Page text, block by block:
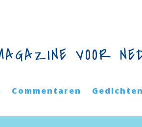
VOOR
Commentaren Gedichten